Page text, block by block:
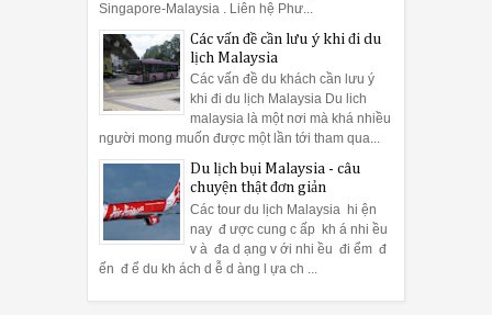
Singapore-Malaysia . Liên hệ Phư...
Các vấn đề cần lưu ý khi đi du
lịch Malaysia
Các vấn đề du khách cần lưu ý
khi đi du lịch Malaysia Du lich
malaysia là một nơi mà khá nhiều
người mong muốn được một lần tới tham qua...
Du lịch bụi Malaysia - câu
chuyện thật đơn giản
Các tour du lịch Malaysia hi ện
nay đ ược cung c ấp kh á nhi ều
v à đa d ạng v ới nhi ều đi ểm đ
ến đ ể du kh ách d ễ d àng l ựa ch ...